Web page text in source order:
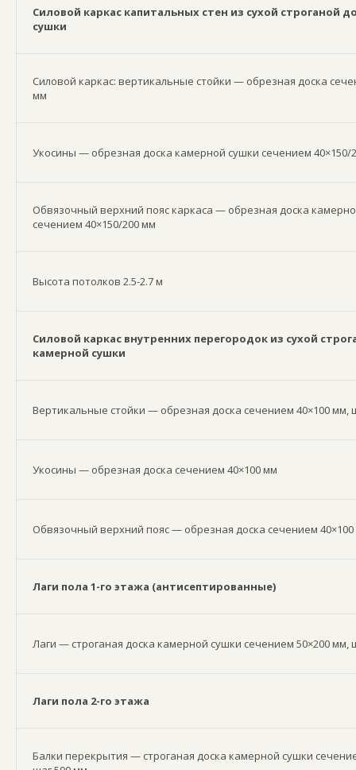
Силовой каркас капитальных стен из сухой строганой
сушки
Силовой каркас: вертикальные стойки — обрезная доска
мм
Укосины — обрезная доска камерной сушки сечением 40×150/
Обвязочный верхний пояс каркаса — обрезная доска
сечением 40×150/200 мм
Высота потолков 2.5-2.7 м
Силовой каркас внутренних перегородок из сухой
камерной сушки
Вертикальные стойки — обрезная доска сечением 40×100 мм,
Укосины — обрезная доска сечением 40×100 мм
Обвязочный верхний пояс — обрезная доска сечением
Лаги пола 1-го этажа (антисептированные)
Лаги — строганая доска камерной сушки сечением 50×200 мм,
Лаги пола 2-го этажа
Балки перекрытия — строганая доска камерной сушки